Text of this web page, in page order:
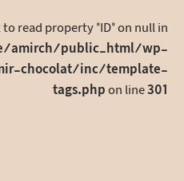
read property "ID" on null in
amirch/public_html/wp-
chocolat/inc/template-
tags.phpon line301